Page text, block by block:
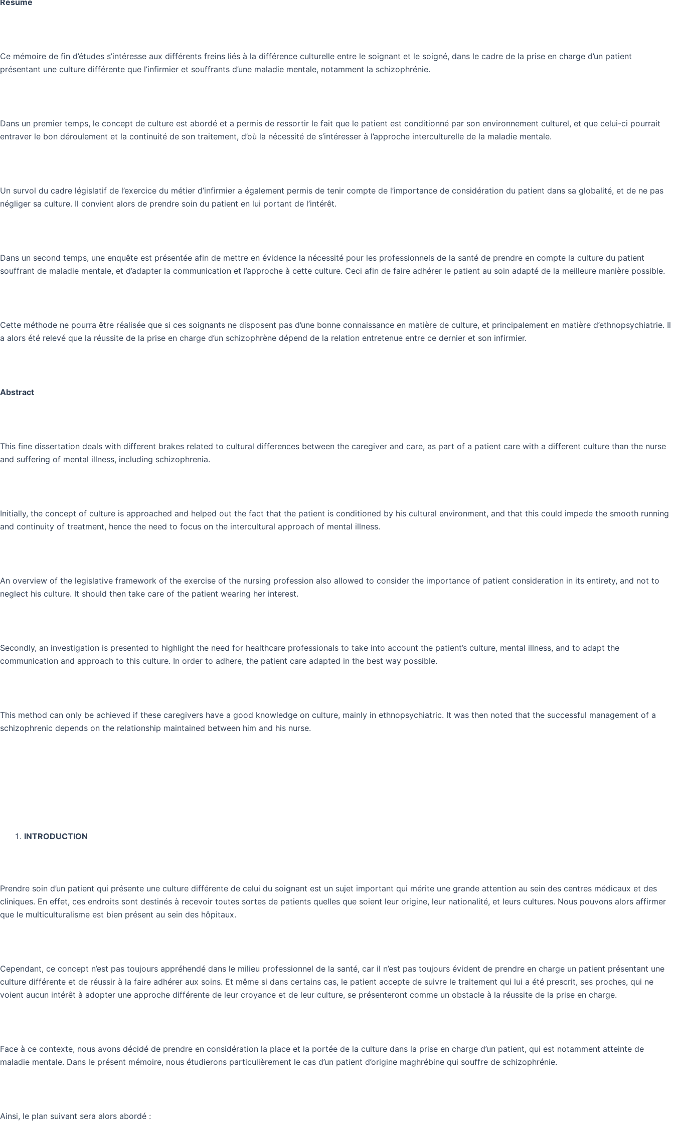
Ce mémoire de fin d’études s’intéresse aux différents freins liés à la différence culturelle entre le soignant et le soigné, dans le cadre de la prise en charge d’un patient
présentant une culture différente que l’infirmier et souffrants d’une maladie mentale, notamment la schizophrénie.
Dans un premier temps, le concept de culture est abordé et a permis de ressortir le fait que le patient est conditionné par son environnement culturel, et que celui-ci pourrait
entraver le bon déroulement et la continuité de son traitement, d’où la nécessité de s’intéresser à l’approche interculturelle de la maladie mentale.
Un survol du cadre législatif de l’exercice du métier d’infirmier a également permis de tenir compte de l’importance de considération du patient dans sa globalité, et de ne pas
négliger sa culture. Il convient alors de prendre soin du patient en lui portant de l’intérêt.
Dans un second temps, une enquête est présentée afin de mettre en évidence la nécessité pour les professionnels de la santé de prendre en compte la culture du patient
souffrant de maladie mentale, et d’adapter la communication et l’approche à cette culture. Ceci afin de faire adhérer le patient au soin adapté de la meilleure manière possible.
Cette méthode ne pourra être réalisée que si ces soignants ne disposent pas d’une bonne connaissance en matière de culture, et principalement en matière d’ethnopsychiatrie. Il
a alors été relevé que la réussite de la prise en charge d’un schizophrène dépend de la relation entretenue entre ce dernier et son infirmier.
Abstract
This fine dissertation deals with different brakes related to cultural differences between the caregiver and care, as part of a patient care with a different culture than the nurse
and suffering of mental illness, including schizophrenia.
Initially, the concept of culture is approached and helped out the fact that the patient is conditioned by his cultural environment, and that this could impede the smooth running
and continuity of treatment, hence the need to focus on the intercultural approach of mental illness.
An overview of the legislative framework of the exercise of the nursing profession also allowed to consider the importance of patient consideration in its entirety, and not to
neglect his culture. It should then take care of the patient wearing her interest.
Secondly, an investigation is presented to highlight the need for healthcare professionals to take into account the patient’s culture, mental illness, and to adapt the
communication and approach to this culture. In order to adhere, the patient care adapted in the best way possible.
This method can only be achieved if these caregivers have a good knowledge on culture, mainly in ethnopsychiatric. It was then noted that the successful management of a
schizophrenic depends on the relationship maintained between him and his nurse.
INTRODUCTION
Prendre soin d’un patient qui présente une culture différente de celui du soignant est un sujet important qui mérite une grande attention au sein des centres médicaux et des
cliniques. En effet, ces endroits sont destinés à recevoir toutes sortes de patients quelles que soient leur origine, leur nationalité, et leurs cultures. Nous pouvons alors affirmer
que le multiculturalisme est bien présent au sein des hôpitaux.
Cependant, ce concept n’est pas toujours appréhendé dans le milieu professionnel de la santé, car il n’est pas toujours évident de prendre en charge un patient présentant une
culture différente et de réussir à la faire adhérer aux soins. Et même si dans certains cas, le patient accepte de suivre le traitement qui lui a été prescrit, ses proches, qui ne
voient aucun intérêt à adopter une approche différente de leur croyance et de leur culture, se présenteront comme un obstacle à la réussite de la prise en charge.
Face à ce contexte, nous avons décidé de prendre en considération la place et la portée de la culture dans la prise en charge d’un patient, qui est notamment atteinte de
maladie mentale. Dans le présent mémoire, nous étudierons particulièrement le cas d’un patient d’origine maghrébine qui souffre de schizophrénie.
Ainsi, le plan suivant sera alors abordé :